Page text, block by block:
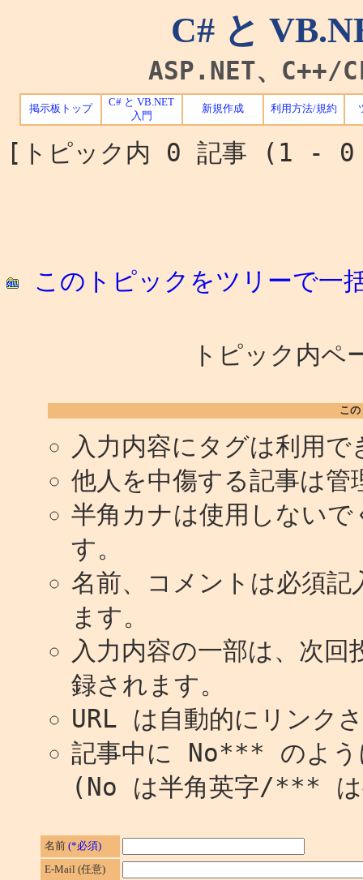
C# と
ASP.NET、C++/
掲示板トップ
C# と VB.NET
入門
新規作成 利用方法/規約
[トピック内 0 記事 (1
このトピックをツリーで一
トピック内
こ
入力内容にタグは利用で
他人を中傷する記事は
半角カナは使用しない
す。
名前、コメントは必須
ます。
入力内容の一部は、次
録されます。
URL は自動的にリンク
記事中に No*** のよう
(No は半角英字/*** は
名前 (*必須)
E-Mail (任意)